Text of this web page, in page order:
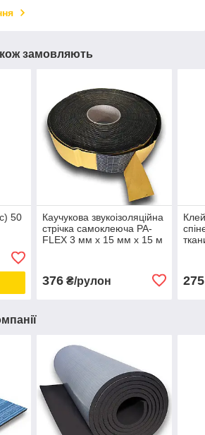
замовляють
50
Каучукова звукоізоляційна
стрічка самоклеюча PA-
FLEX 3 мм х 15 мм х 15 м
376₴/рулон 275